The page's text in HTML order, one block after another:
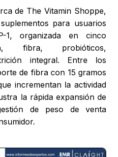
de The Vitamin Shoppe,
para usuarios
1, organizada en cinco
fibra, probióticos,
integral. Entre los
de fibra con 15 gramos
incrementan la actividad
la rápida expansión de
de peso de venta